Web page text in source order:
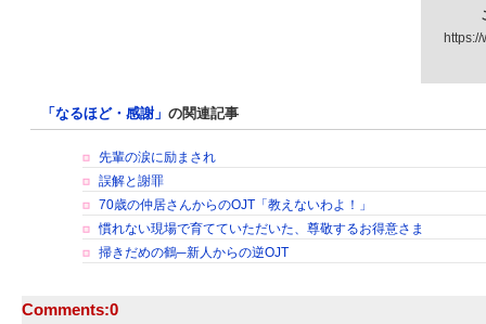
「なるほど・感謝」 の関連記事
先輩の涙に励まされ
誤解と謝罪
70歳の仲居さんからのOJT「教えないわよ！」
慣れない現場で育てていただいた、尊敬するお得意さま
掃きだめの鶴─新人からの逆OJT
Comments:0